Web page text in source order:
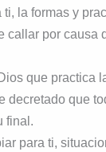
la formas y
callar por causa
que practica
decretado que
final.
para ti,